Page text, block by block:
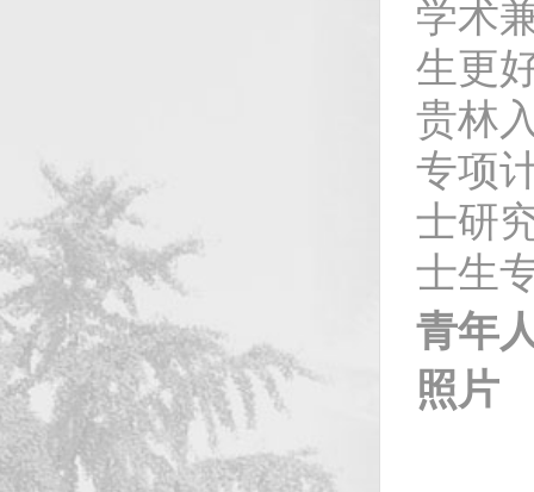
学术
生更
贵林
专项
士研
士生
青年
照片